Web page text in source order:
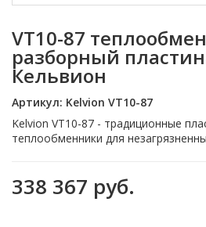
VT10-87
разборный
Кельвион
Артикул: Kelvion VT10-87
Kelvion VT10-87 - традиционные
теплообменники для
338 367 руб.